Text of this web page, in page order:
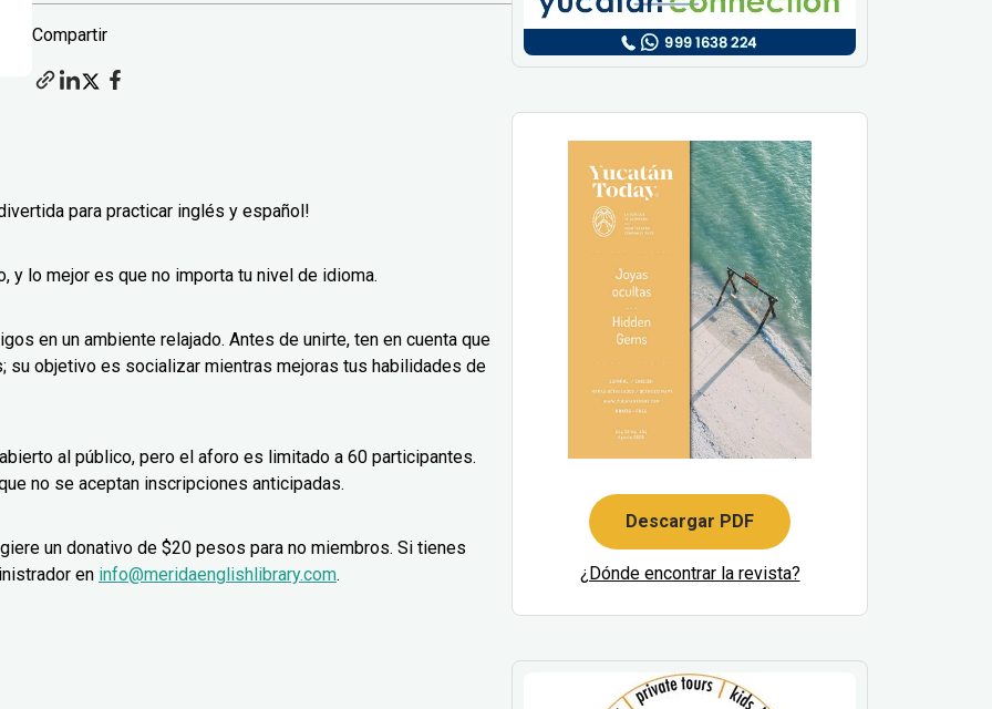
Compartir
para practicar inglés y español!
y lo mejor es que no importa tu nivel de idioma.
en un ambiente relajado. Antes de unirte, ten en cuenta que
objetivo es socializar mientras mejoras tus habilidades de
al público, pero el aforo es limitado a 60 participantes.
no se aceptan inscripciones anticipadas.
un donativo de $20 pesos para no miembros. Si tienes
en info@meridaenglishlibrary.com.
Descargar PDF
¿Dónde encontrar la revista?